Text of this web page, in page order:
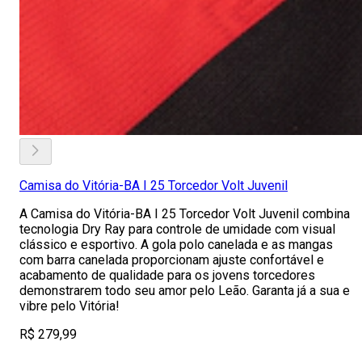
Camisa do Vitória-BA I 25 Torcedor Volt Juvenil
A Camisa do Vitória-BA I 25 Torcedor Volt Juvenil combina
tecnologia Dry Ray para controle de umidade com visual
clássico e esportivo. A gola polo canelada e as mangas
com barra canelada proporcionam ajuste confortável e
acabamento de qualidade para os jovens torcedores
demonstrarem todo seu amor pelo Leão. Garanta já a sua e
vibre pelo Vitória!
R$ 279,99